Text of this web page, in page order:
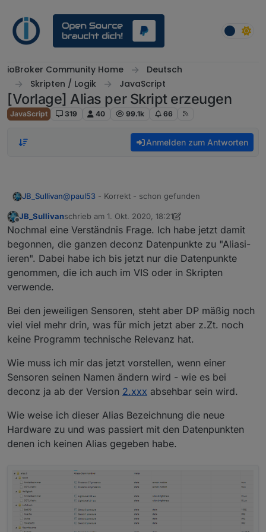
ioBroker Community Home
Deutsch
Skripten / Logik
JavaScript
[Vorlage] Alias per Skript erzeugen
JavaScript 319 40 99.1k 66
Anmelden zum Antworten
JB_Sullivan@paul53 - Korrekt - schon gefunden
Offline
JB_Sullivanschrieb am 1. Okt. 2020, 18:21
zuletzt editiert von JB_Sullivan10. Jan. 2020, 20:22
Nochmal eine Verständnis Frage. Ich habe jetzt damit
begonnen, die ganzen deconz Datenpunkte zu "Aliasi-
ieren". Dabei habe ich bis jetzt nur die Datenpunkte
genommen, die ich auch im VIS oder in Skripten
verwende.
Bei den jeweiligen Sensoren, steht aber DP mäßig noch
viel viel mehr drin, was für mich jetzt aber z.Zt. noch
keine Programm technische Relevanz hat.
Wie muss ich mir das jetzt vorstellen, wenn einer
Sensoren seinen Namen ändern wird - wie es bei
deconz ja ab der Version 2.xxx absehbar sein wird.
Wie weise ich dieser Alias Bezeichnung die neue
Hardware zu und was passiert mit den Datenpunkten
denen ich keinen Alias gegeben habe.